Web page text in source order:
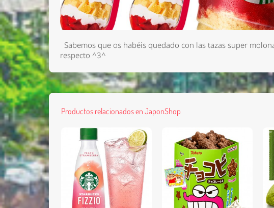
Sabemos que os habéis quedado con las tazas super
respecto ^3^
Productos relacionados en JaponShop
Email *
Comentario *